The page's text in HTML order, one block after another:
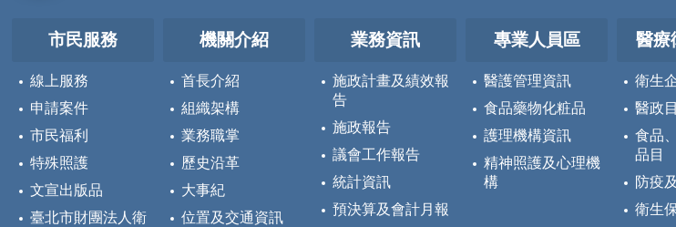
市民服務
線上服務
申請案件
市民福利
特殊照護
文宣出版品
臺北市財團法人衛
機關介紹
首長介紹
組織架構
業務職掌
歷史沿革
大事紀
位置及交通資訊
業務資訊
施政計畫及績效報
告
施政報告
議會工作報告
統計資訊
預決算及會計月報
專業人員區
醫護管理資訊
食品藥物化粧品
護理機構資訊
精神照護及心理機
構
醫療
衛生
醫政目
食品
品目
防疫
衛生